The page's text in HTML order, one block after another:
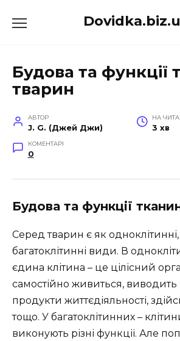
до
Будова та функції
тварин
АВТОР
J. G. (Джей Джи)
НА
3 хв
КОМЕНТАРІ
0
Будова та функції
Серед тварин є як одноклітинні,
багатоклітинні види. В
єдина клітина – це цілісний
самостійно живиться, виводить
продукти життєдіяльності,
тощо. У багатоклітинних –
виконують різні функції. Але